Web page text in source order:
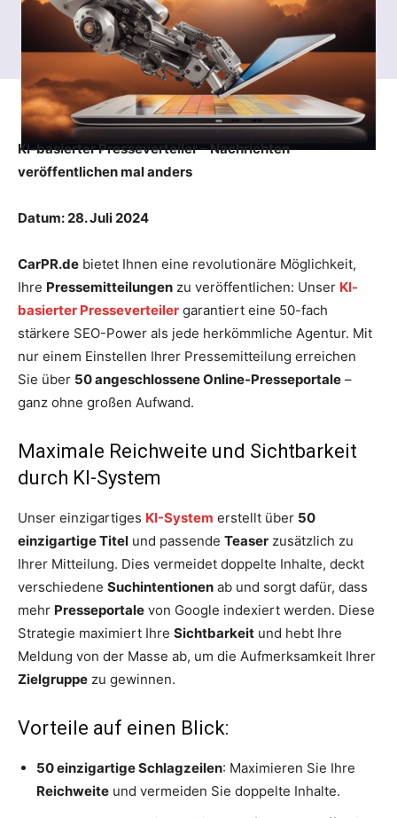
KI-basierter Presseverteiler – Nachrichten
veröffentlichen mal anders
Datum: 28. Juli 2024
CarPR.de bietet Ihnen eine revolutionäre Möglichkeit,
Ihre Pressemitteilungen zu veröffentlichen: Unser KI-
basierter Presseverteiler garantiert eine 50-fach
stärkere SEO-Power als jede herkömmliche Agentur. Mit
nur einem Einstellen Ihrer Pressemitteilung erreichen
Sie über 50 angeschlossene Online-Presseportale –
ganz ohne großen Aufwand.
Maximale Reichweite und Sichtbarkeit
durch KI-System
Unser einzigartiges KI-System erstellt über 50
einzigartige Titel und passende Teaser zusätzlich zu
Ihrer Mitteilung. Dies vermeidet doppelte Inhalte, deckt
verschiedene Suchintentionen ab und sorgt dafür, dass
mehr Presseportale von Google indexiert werden. Diese
Strategie maximiert Ihre Sichtbarkeit und hebt Ihre
Meldung von der Masse ab, um die Aufmerksamkeit Ihrer
Zielgruppe zu gewinnen.
Vorteile auf einen Blick:
50 einzigartige Schlagzeilen: Maximieren Sie Ihre
Reichweite und vermeiden Sie doppelte Inhalte.